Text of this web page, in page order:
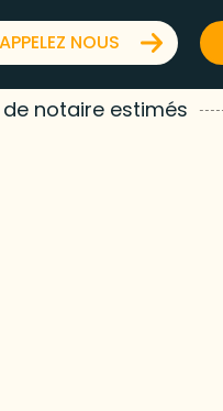
APPELEZ NOUS
de notaire estimés